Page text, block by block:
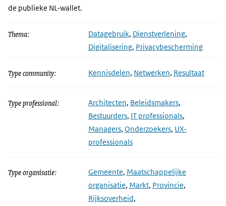
de publieke NL-wallet.
Thema: Datagebruik, Dienstverlening,
Digitalisering, Privacybescherming
Type community: Kennisdelen, Netwerken, Resultaat
Type professional: Architecten, Beleidsmakers,
Bestuurders, IT professionals,
Managers, Onderzoekers, UX-
professionals
Type organisatie: Gemeente, Maatschappelijke
organisatie, Markt, Provincie,
Rijksoverheid,